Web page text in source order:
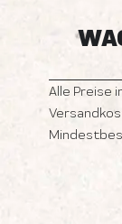
Alle Preise